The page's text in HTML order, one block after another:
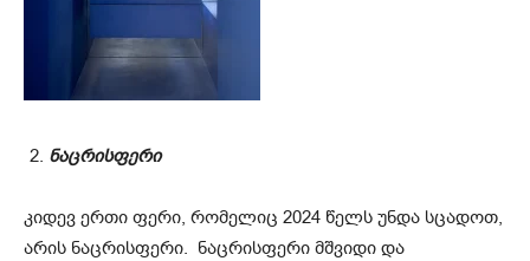
ნაცრისფერი
კიდევ ერთი ფერი, რომელიც 2024 წელს უნდა სცადოთ,
არის ნაცრისფერი. ნაცრისფერი მშვიდი და